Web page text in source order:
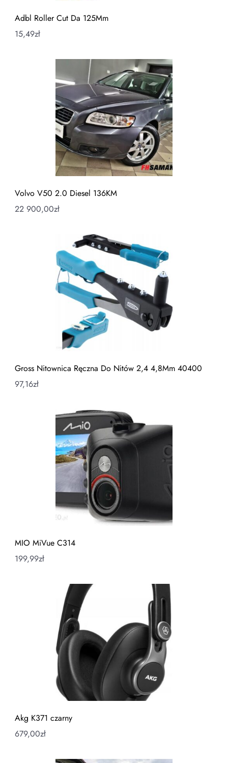
Adbl Roller Cut Da 125Mm
15,49zł
Volvo V50 2.0 Diesel 136KM
22 900,00zł
Gross Nitownica Ręczna Do Nitów 2,4 4,8Mm 40400
97,16zł
MIO MiVue C314
199,99zł
Akg K371 czarny
679,00zł